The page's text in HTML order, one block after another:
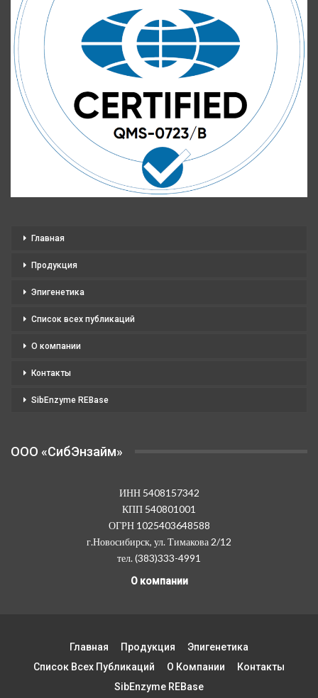
Главная
Продукция
Эпигенетика
Список всех публикаций
О компании
Контакты
SibEnzyme REBase
OOO «СибЭнзайм»
ИНН 5408157342
КПП 540801001
ОГРН 1025403648588
г.Новосибирск, ул. Тимакова 2/12
тел. (383)333-4991
О компании
Главная Продукция
Эпигенетика
Список Всех Публикаций
О Компании
Контакты
SibEnzyme REBase